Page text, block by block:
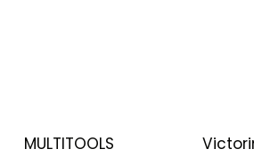
MULTITOOLS